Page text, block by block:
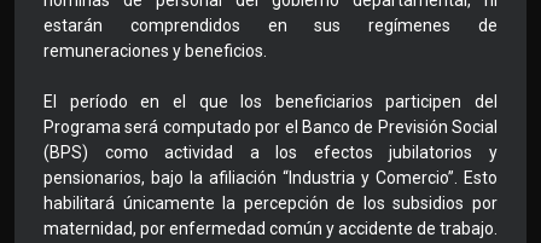
estarán comprendidos en sus regímenes de
remuneraciones y beneficios.
El período en el que los beneficiarios participen del
Programa será computado por el Banco de Previsión Social
(BPS) como actividad a los efectos jubilatorios y
pensionarios, bajo la afiliación “Industria y Comercio”. Esto
habilitará únicamente la percepción de los subsidios por
maternidad, por enfermedad común y accidente de trabajo.